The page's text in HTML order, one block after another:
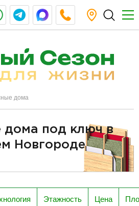
дома
дома под ключ в
Новгороде
Этажность Цена